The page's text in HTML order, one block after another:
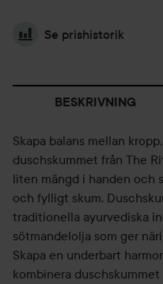
Se prishistorik
BESKRIVNING
Skapa balans mellan
duschskummet från The
liten mängd i handen och
och fylligt skum.
traditionella ayurvediska
sötmandelolja som ger
Skapa en underbart
kombinera